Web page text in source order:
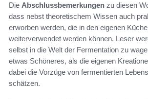
Die Abschlussbemerkungen zu diesen
dass nebst theoretischem Wissen auch
erworben werden, die in den eigenen
weiterverwendet werden können. Leser
selbst in die Welt der Fermentation zu
etwas Schöneres, als die eigenen
dabei die Vorzüge von fermentierten
schätzen.